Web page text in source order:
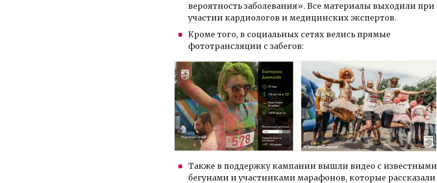
вероятность заболевания». Все материалы выходили при
участии кардиологов и медицинских экспертов.
Кроме того, в социальных сетях велись прямые
фототрансляции с забегов:
Также в поддержку кампании вышли видео с известными
бегунами и участниками марафонов, которые рассказали